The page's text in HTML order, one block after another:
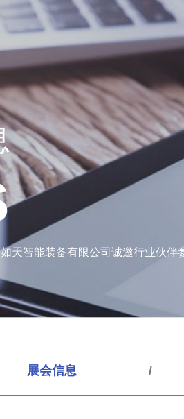
如天智能装备有限公司诚邀行业伙
展会信息